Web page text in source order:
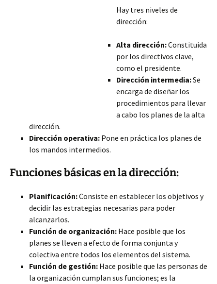
Hay tres niveles de
dirección:
Alta dirección:Constituida
por los directivos clave,
como el presidente.
Dirección intermedia:Se
encarga de diseñar los
procedimientos para llevar
a cabo los planes de la alta
dirección.
Dirección operativa: Pone en práctica los planes de
los mandos intermedios.
Funciones básicas en la dirección:
Planificación:Consiste en establecer los objetivos y
decidir las estrategias necesarias para poder
alcanzarlos.
Función de organización: Hace posible que los
planes se lleven a efecto de forma conjunta y
colectiva entre todos los elementos del sistema.
Función de gestión: Hace posible que las personas de
la organización cumplan sus funciones; es la